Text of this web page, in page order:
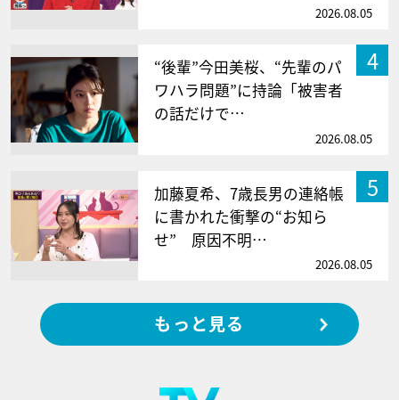
2026.08.05
4
“後輩”今田美桜、“先輩のパ
ワハラ問題”に持論「被害者
の話だけで…
2026.08.05
5
加藤夏希、7歳長男の連絡帳
に書かれた衝撃の“お知ら
せ” 原因不明…
2026.08.05
もっと見る